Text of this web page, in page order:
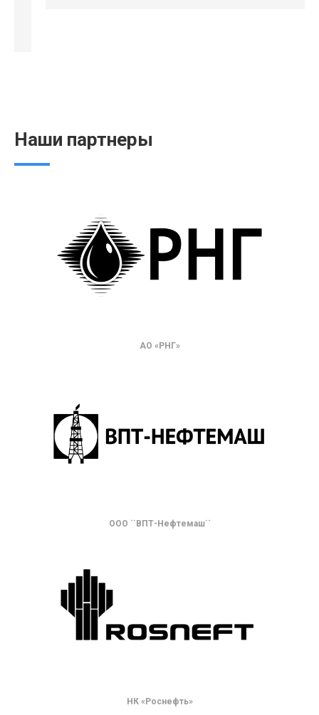
Наши партнеры
АО «РНГ»
ООО ``ВПТ-Нефтемаш``
НК «Роснефть»